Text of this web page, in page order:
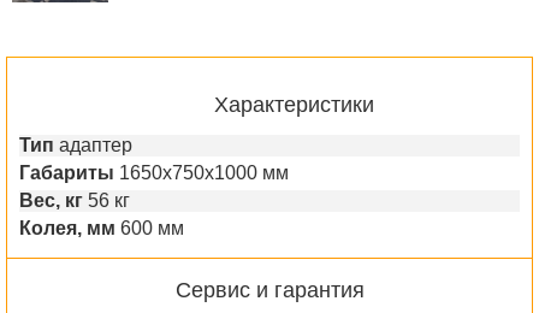
Характеристики
Тип адаптер
Габариты 1650х750х1000 мм
Вес, кг 56 кг
Колея, мм 600 мм
Сервис и гарантия